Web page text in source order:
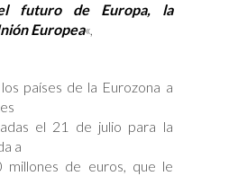
futuro de Europa, la
Europea«,
países de la Eurozona a
el 21 de julio para la
a
millones de euros, que le